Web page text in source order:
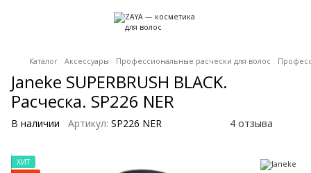
Каталог Аксессуары Профессиональные расчески для волос
Janeke SUPERBRUSH BLACK.
Расческа. SP226 NER
В наличии Артикул: SP226 NER 4 отзыва
ХИТ